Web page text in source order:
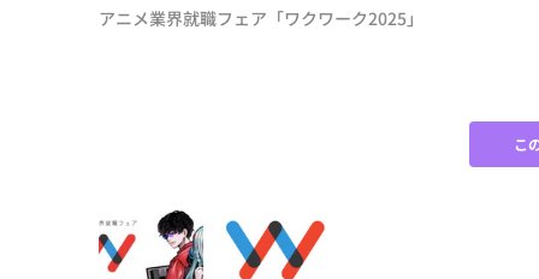
アニメ業界就職フェア「ワクワーク2025」
こ